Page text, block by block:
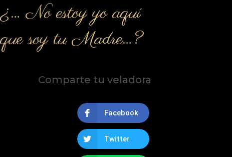
¿… No estoy yo aquí
que soy tu Madre…?
Comparte tu veladora
Facebook
Twitter